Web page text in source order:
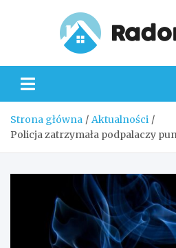
Strona główna
Aktualności
Policja zatrzymała podpalaczy